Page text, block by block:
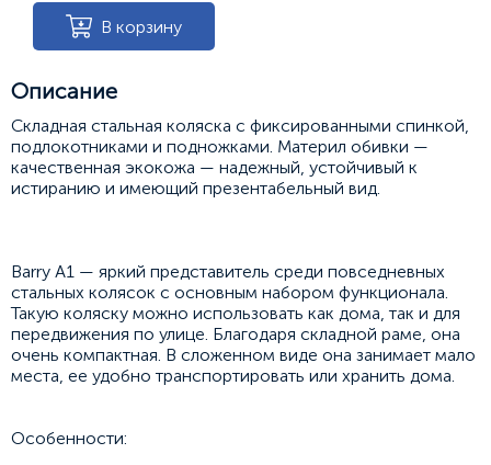
В корзину
Описание
Складная стальная коляска с фиксированными спинкой,
подлокотниками и подножками. Материл обивки —
качественная экокожа — надежный, устойчивый к
истиранию и имеющий презентабельный вид.
Barry A1 — яркий представитель среди повседневных
стальных колясок с основным набором функционала.
Такую коляску можно использовать как дома, так и для
передвижения по улице. Благодаря складной раме, она
очень компактная. В сложенном виде она занимает мало
места, ее удобно транспортировать или хранить дома.
Особенности: